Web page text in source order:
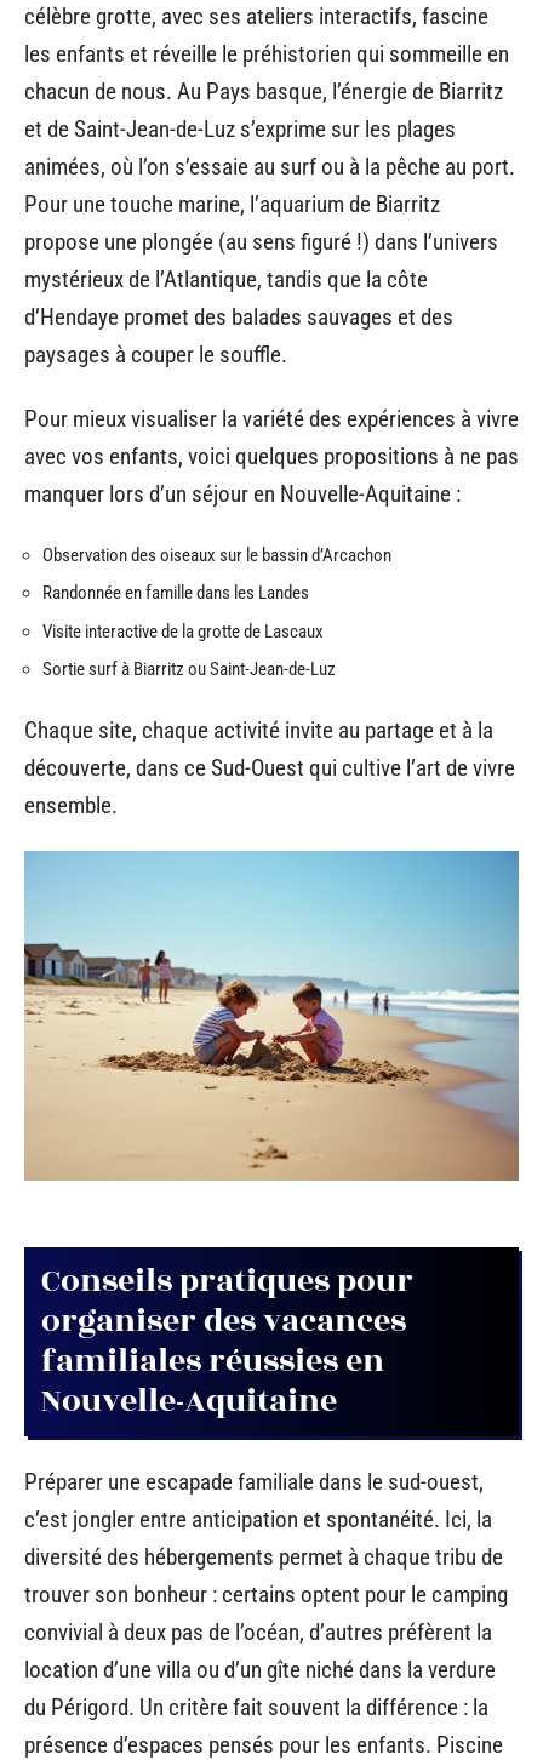
célèbre grotte, avec ses ateliers interactifs, fascine
les enfants et réveille le préhistorien qui sommeille en
chacun de nous. Au Pays basque, l’énergie de Biarritz
et de Saint-Jean-de-Luz s’exprime sur les plages
animées, où l’on s’essaie au surf ou à la pêche au port.
Pour une touche marine, l’aquarium de Biarritz
propose une plongée (au sens figuré !) dans l’univers
mystérieux de l’Atlantique, tandis que la côte
d’Hendaye promet des balades sauvages et des
paysages à couper le souffle.
Pour mieux visualiser la variété des expériences à vivre
avec vos enfants, voici quelques propositions à ne pas
manquer lors d’un séjour en Nouvelle-Aquitaine :
Observation des oiseaux sur le bassin d’Arcachon
Randonnée en famille dans les Landes
Visite interactive de la grotte de Lascaux
Sortie surf à Biarritz ou Saint-Jean-de-Luz
Chaque site, chaque activité invite au partage et à la
découverte, dans ce Sud-Ouest qui cultive l’art de vivre
ensemble.
Conseils pratiques pour
organiser des vacances
familiales réussies en
Nouvelle-Aquitaine
Préparer une escapade familiale dans le sud-ouest,
c’est jongler entre anticipation et spontanéité. Ici, la
diversité des hébergements permet à chaque tribu de
trouver son bonheur : certains optent pour le camping
convivial à deux pas de l’océan, d’autres préfèrent la
location d’une villa ou d’un gîte niché dans la verdure
du Périgord. Un critère fait souvent la différence : la
présence d’espaces pensés pour les enfants. Piscine